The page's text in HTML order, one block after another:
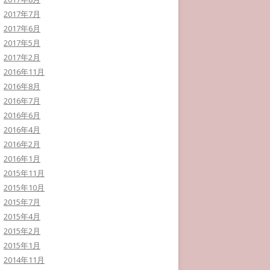
2017年7月
2017年6月
2017年5月
2017年2月
2016年11月
2016年8月
2016年7月
2016年6月
2016年4月
2016年2月
2016年1月
2015年11月
2015年10月
2015年7月
2015年4月
2015年2月
2015年1月
2014年11月